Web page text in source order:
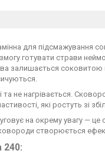
для підсмажування
готувати страви
залишається соковитою
не нагрівається.
які ростуть зі
на окрему увагу —
створюється
240: